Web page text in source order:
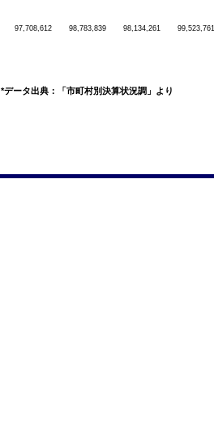
97,708,612 98,783,839 98,134,261 99,523,761
*データ出典：「市町村別決算状況調」より